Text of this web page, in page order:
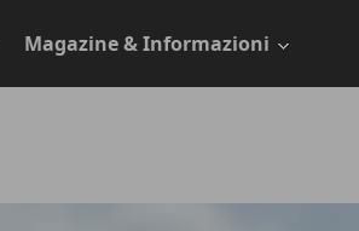
Magazine & Informazioni